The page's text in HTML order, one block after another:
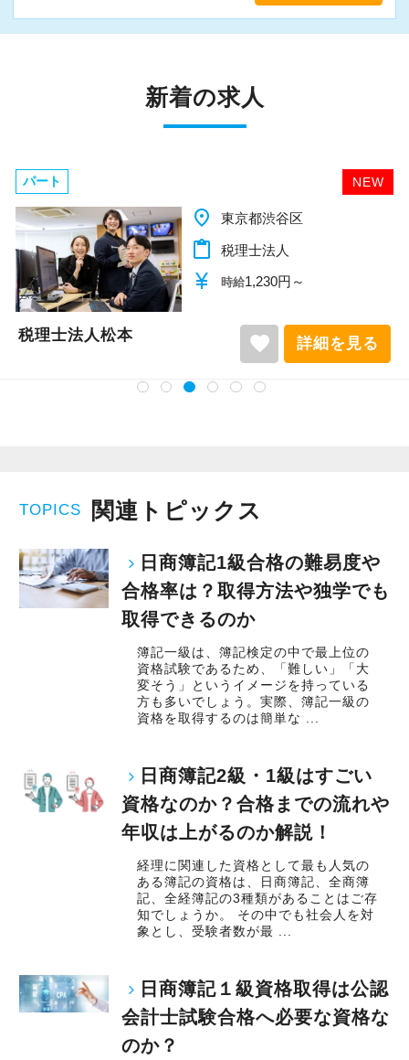
新着の求人
NEW
パート
place 東京都渋谷区
content_paste 税理士法人
currency_yen 時給1,230円～
税理士法人松本 favorite 詳細を見る
TOPICS 関連トピックス
日商簿記1級合格の難易度や
合格率は？取得方法や独学でも
取得できるのか
簿記一級は、簿記検定の中で最上位の
資格試験であるため、「難しい」「大
変そう」というイメージを持っている
方も多いでしょう。実際、簿記一級の
資格を取得するのは簡単な ...
日商簿記2級・1級はすごい
資格なのか？合格までの流れや
年収は上がるのか解説！
経理に関連した資格として最も人気の
ある簿記の資格は、日商簿記、全商簿
記、全経簿記の3種類があることはご存
知でしょうか。 その中でも社会人を対
象とし、受験者数が最 ...
日商簿記１級資格取得は公認
会計士試験合格へ必要な資格な
のか？